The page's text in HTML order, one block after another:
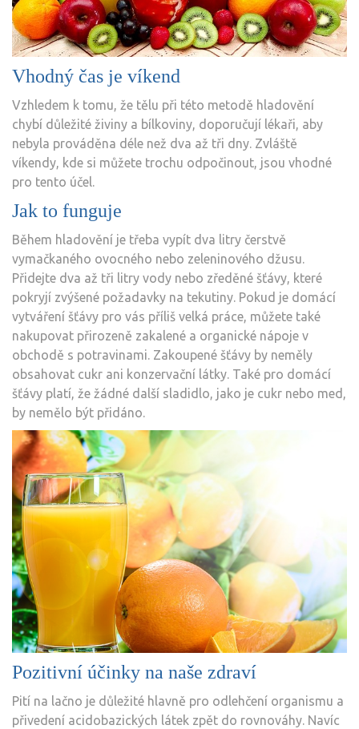
Vhodný čas je víkend
Vzhledem k tomu, že tělu při této metodě hladovění
chybí důležité živiny a bílkoviny, doporučují lékaři, aby
nebyla prováděna déle než dva až tři dny. Zvláště
víkendy, kde si můžete trochu odpočinout, jsou vhodné
pro tento účel.
Jak to funguje
Během hladovění je třeba vypít dva litry čerstvě
vymačkaného ovocného nebo zeleninového džusu.
Přidejte dva až tři litry vody nebo zředěné šťávy, které
pokryjí zvýšené požadavky na tekutiny. Pokud je domácí
vytváření šťávy pro vás příliš velká práce, můžete také
nakupovat přirozeně zakalené a organické nápoje v
obchodě s potravinami. Zakoupené šťávy by neměly
obsahovat cukr ani konzervační látky. Také pro domácí
šťávy platí, že žádné další sladidlo, jako je cukr nebo med,
by nemělo být přidáno.
Pozitivní účinky na naše zdraví
Pití na lačno je důležité hlavně pro odlehčení organismu a
přivedení acidobazických látek zpět do rovnováhy. Navíc